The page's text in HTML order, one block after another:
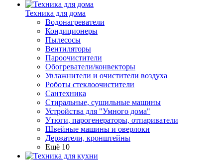
Техника для дома
Водонагреватели
Кондиционеры
Пылесосы
Вентиляторы
Пароочистители
Обогреватели/конвекторы
Увлажнители и очистители воздуха
Роботы стеклоочистители
Сантехника
Стиральные, сушильные машины
Устройства для "Умного дома"
Утюги, парогенераторы, отпариватели
Швейные машины и оверлоки
Держатели, кронштейны
Ещё 10